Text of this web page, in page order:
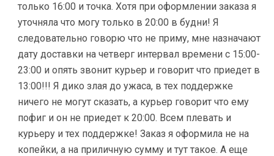
только 16:00 и точка. Хотя при оформлении заказа я
уточняла что могу только в 20:00 в будни! Я
следовательно говорю что не приму, мне назначают
дату доставки на четверг интервал времени с 15:00-
23:00 и опять звонит курьер и говорит что приедет в
13:00!!! Я дико злая до ужаса, в тех поддержке
ничего не могут сказать, а курьер говорит что ему
пофиг и он не приедет к 20:00. Всем плевать и
курьеру и тех поддержке! Заказ я оформила не на
копейки, а на приличную сумму и тут такое. А еще